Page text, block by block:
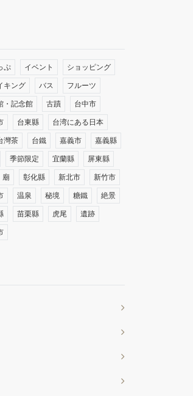
ぷ イベント ショッピング
キング バス フルーツ
・記念館 古蹟 台中市
台東縣 台湾にある日本
灣茶 台鐵 嘉義市 嘉義縣
季節限定 宜蘭縣 屏東縣
廟 彰化縣 新北市 新竹市
温泉 秘境 糖鐵 絶景
苗栗縣 虎尾 遺跡